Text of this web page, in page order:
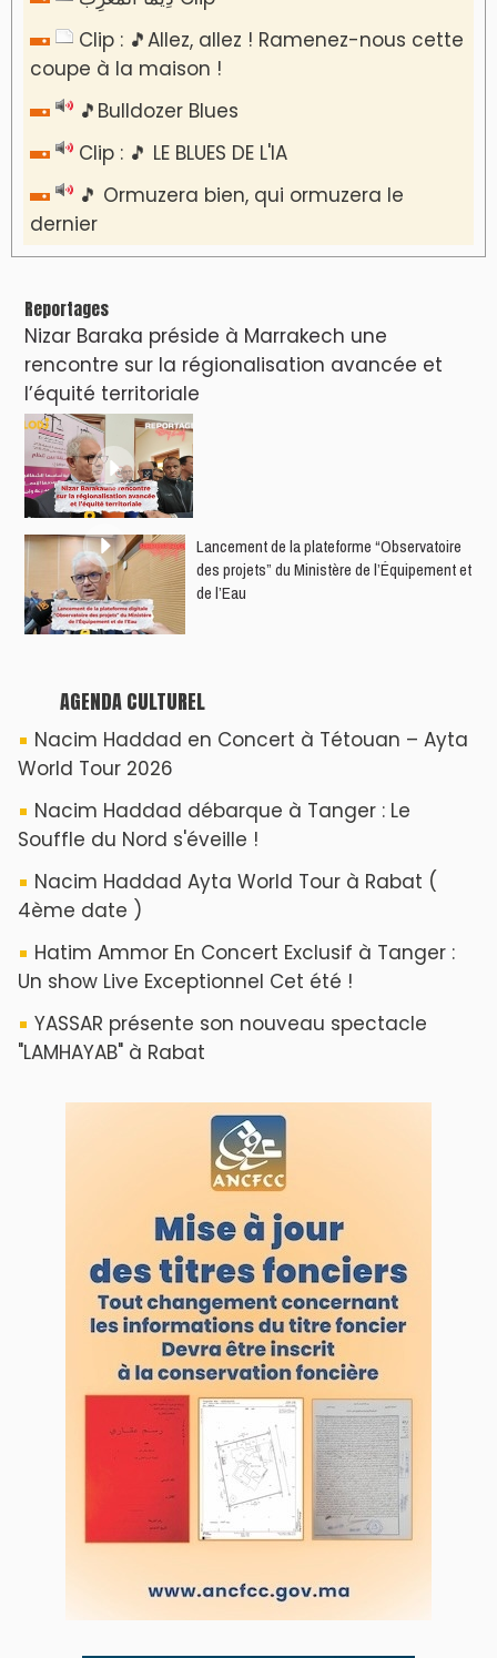
Clip : 🎵Allez, allez ! Ramenez-nous cette
coupe à la maison !
🎵Bulldozer Blues
Clip : 🎵 LE BLUES DE L'IA
🎵 Ormuzera bien, qui ormuzera le
dernier
Reportages
Nizar Baraka préside à Marrakech une
rencontre sur la régionalisation avancée et
l’équité territoriale
​Lancement de la plateforme “Observatoire
des projets” du Ministère de l’Équipement et
de l’Eau
AGENDA CULTUREL
Nacim Haddad en Concert à Tétouan – Ayta
World Tour 2026
Nacim Haddad débarque à Tanger : Le
Souffle du Nord s'éveille !
Nacim Haddad Ayta World Tour à Rabat (
4ème date )
Hatim Ammor En Concert Exclusif à Tanger :
Un show Live Exceptionnel Cet été !
YASSAR présente son nouveau spectacle
"LAMHAYAB" à Rabat